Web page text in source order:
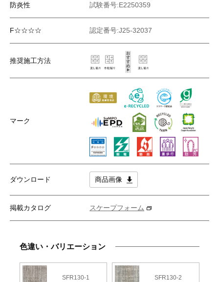
防炎性 試験番号:E2250359
F☆☆☆☆ 認定番号:J25-32037
推奨施工方法
マーク
ダウンロード 商品画像
掲載カタログ スケープフォーム
色違い・バリエーション
SFR130-1 SFR130-2